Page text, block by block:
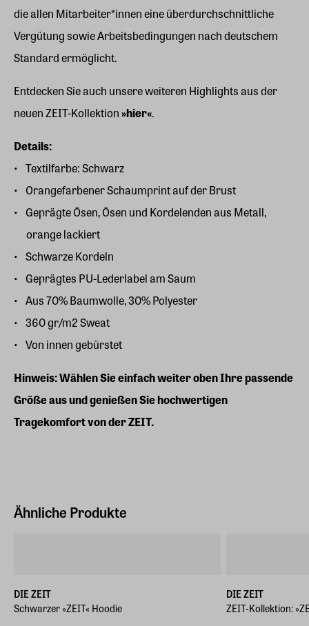
die allen Mitarbeiter*innen eine überdurchschnittliche
Vergütung sowie Arbeitsbedingungen nach deutschem
Standard ermöglicht.
Entdecken Sie auch unsere weiteren Highlights aus der
neuen ZEIT-Kollektion»hier«.
Details:
Textilfarbe: Schwarz
Orangefarbener Schaumprint auf der Brust
Geprägte Ösen, Ösen und Kordelenden aus Metall,
orange lackiert
Schwarze Kordeln
Geprägtes PU-Lederlabel am Saum
Aus 70% Baumwolle, 30% Polyester
360 gr/m2 Sweat
Von innen gebürstet
Hinweis: Wählen Sie einfach weiter oben Ihre passende
Größe aus und genießen Sie hochwertigen
Tragekomfort von der ZEIT.
Ähnliche Produkte
DIE ZEIT
Schwarzer »ZEIT« Hoodie
DIE ZEIT
ZEIT-Kollektion: